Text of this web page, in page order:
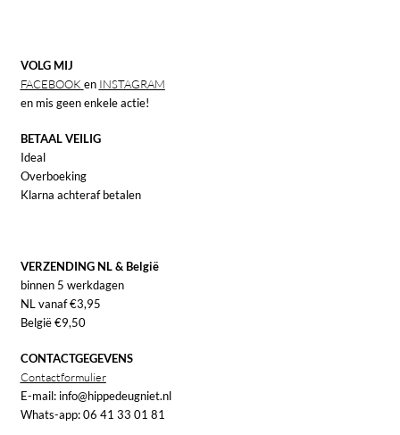
VOLG MIJ
FACEBOOK en INSTAGRAM
en mis geen enkele actie!
BETAAL VEILIG
Ideal
Overboeking
Klarna achteraf betalen
VERZENDING NL & België
binnen 5 werkdagen
NL vanaf €3,95
België €9,50
CONTACTGEGEVENS
Contactformulier
E-mail: info@hippedeugniet.nl
Whats-app: 06 41 33 01 81